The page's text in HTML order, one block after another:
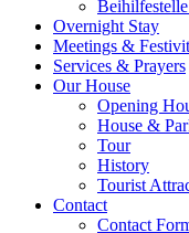
Overnight Stay
Meetings &
Services & Prayers
Our House
Opening
House &
Tour
History
Tourist
Contact
Contact